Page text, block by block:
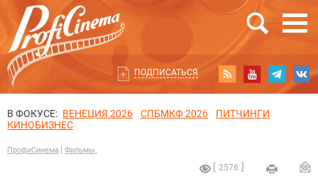
ПОДПИСАТЬСЯ
В ФОКУСЕ: ВЕНЕЦИЯ 2026 СПБМКФ 2026
ПИТЧИНГИ
КИНОБИЗНЕС
ПрофиСинема Фильмы.
2576